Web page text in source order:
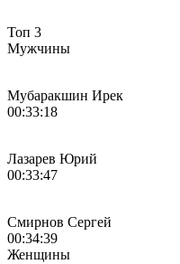
Топ 3
Мужчины
Мубаракшин Ирек
00:33:18
Лазарев Юрий
00:33:47
Смирнов Сергей
00:34:39
Женщины